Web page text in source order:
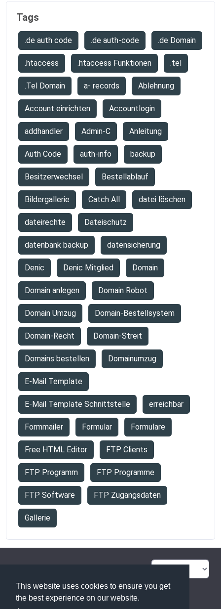
This website uses cookies to ensure you get
the best experience on our website.
Tags
.de auth code .de auth-code .de Domain
.htaccess .htaccess Funktionen .tel
.Tel Domain a- records Ablehnung
Account einrichten Accountlogin
addhandler Admin-C Anleitung
Auth Code auth-info backup
Besitzerwechsel Bestellablauf
Bildergallerie Catch All datei löschen
dateirechte Dateischutz
datenbank backup datensicherung
Denic Denic Mitglied Domain
Domain anlegen Domain Robot
Domain Umzug Domain-Bestellsystem
Domain-Recht Domain-Streit
Domains bestellen Domainumzug
E-Mail Template
E-Mail Template Schnittstelle erreichbar
Formmailer Formular Formulare
Free HTML Editor FTP Clients
FTP Programm FTP Programme
FTP Software FTP Zugangsdaten
Gallerie
Glossar Kontakt